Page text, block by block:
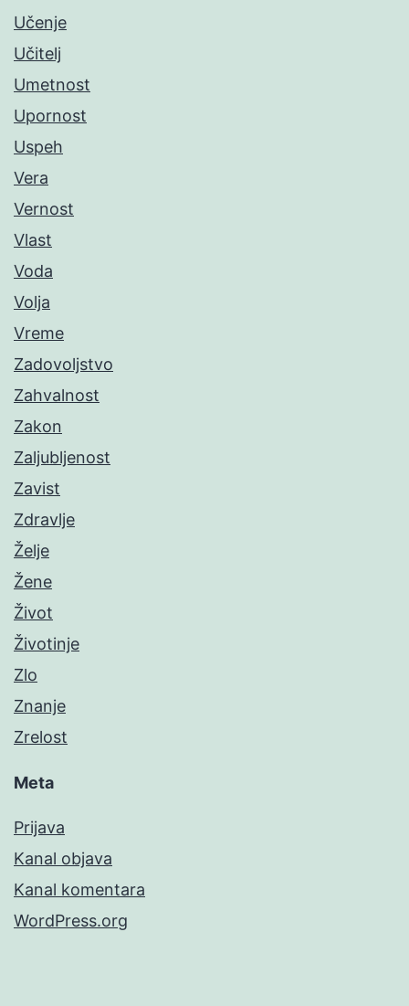
Učenje
Učitelj
Umetnost
Upornost
Uspeh
Vera
Vernost
Vlast
Voda
Volja
Vreme
Zadovoljstvo
Zahvalnost
Zakon
Zaljubljenost
Zavist
Zdravlje
Želje
Žene
Život
Životinje
Zlo
Znanje
Zrelost
Meta
Prijava
Kanal objava
Kanal komentara
WordPress.org